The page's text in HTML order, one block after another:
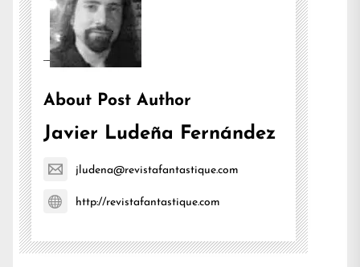
About Post Author
Javier Ludeña Fernández
jludena@revistafantastique.com
http://revistafantastique.com